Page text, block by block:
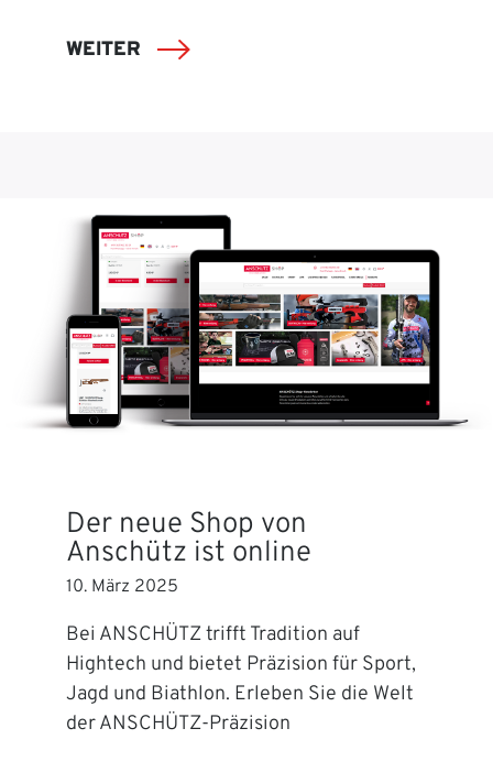
WEITER
Der neue Shop von
Anschütz ist online
10. März 2025
Bei ANSCHÜTZ trifft Tradition auf
Hightech und bietet Präzision für Sport,
Jagd und Biathlon. Erleben Sie die Welt
der ANSCHÜTZ-Präzision